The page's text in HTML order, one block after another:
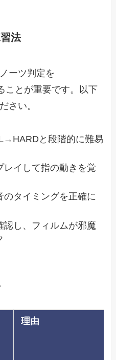
法
ーツ判定を
ことが重要です。以下
さい。
と段階的に難易
レイして指の動きを覚
のタイミングを正確に
認し、フィルムが邪魔
理由